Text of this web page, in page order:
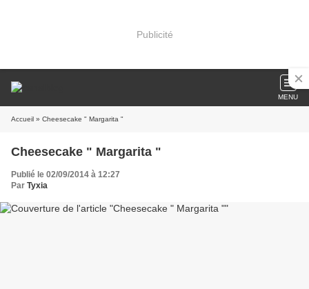
Publicité
MENU
Accueil » Cheesecake " Margarita "
Cheesecake " Margarita "
Publié le 02/09/2014 à 12:27
Par Tyxia